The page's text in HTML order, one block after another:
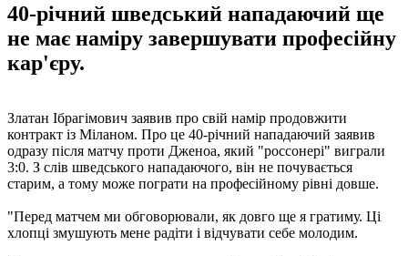
40-річний шведський нападаючий ще
не має наміру завершувати професійну
кар'єру.
Златан Ібрагімович заявив про свій намір продовжити
контракт із Міланом. Про це 40-річний нападаючий заявив
одразу після матчу проти Дженоа, який "россонері" виграли
3:0. З слів шведського нападаючого, він не почувається
старим, а тому може пограти на професійному рівні довше.
"Перед матчем ми обговорювали, як довго ще я гратиму. Ці
хлопці змушують мене радіти і відчувати себе молодим.